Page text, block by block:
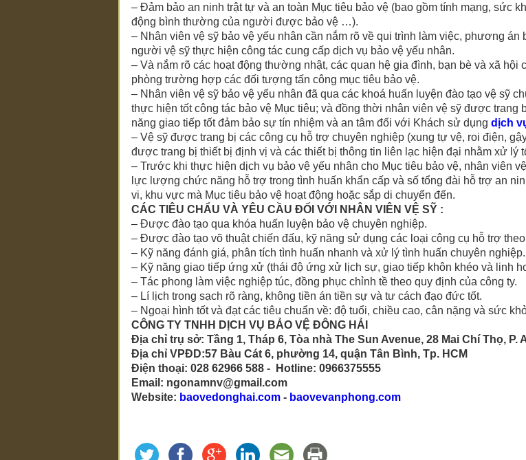
– Đảm bảo an ninh trật tự và an toàn Mục tiêu bảo vệ (bao gồm tính mạng, sức
động bình thường của người được bảo vệ …).
– Nhân viên vệ sỹ bảo vệ yếu nhân cần nắm rõ về qui trình làm việc, phương
người vệ sỹ thực hiện công tác cung cấp dịch vụ bảo vệ yếu nhân.
– Và nắm rõ các hoạt động thường nhật, các quan hệ gia đình, bạn bè và xã hội
phòng trường hợp các đối tượng tấn công mục tiêu bảo vệ.
– Nhân viên vệ sỹ bảo vệ yếu nhân đã qua các khoá huấn luyện đào tạo vệ sỹ
thực hiện tốt công tác bảo vệ Mục tiêu; và đồng thời nhân viên vệ sỹ được trang
năng giao tiếp tốt đảm bảo sự tín nhiệm và an tâm đối với Khách sử dụng dịch
– Vệ sỹ được trang bị các công cụ hỗ trợ chuyên nghiệp (xung tự vệ, roi điện,
được trang bị thiết bị định vị và các thiết bị thông tin liên lạc hiện đại nhằm xử lý
– Trước khi thực hiện dịch vụ bảo vệ yếu nhân cho Mục tiêu bảo vệ, nhân viên
lực lượng chức năng hỗ trợ trong tình huấn khẩn cấp và số tổng đài hỗ trợ an
vi, khu vực mà Mục tiêu bảo vệ hoạt động hoặc sắp di chuyển đến.
CÁC TIÊU CHẨU VÀ YÊU CẦU ĐỐI VỚI NHÂN VIÊN VỆ SỸ :
– Được đào tạo qua khóa huấn luyện bảo vệ chuyên nghiệp.
– Được đào tạo võ thuật chiến đấu, kỹ năng sử dụng các loại công cụ hỗ trợ
– Kỹ năng đánh giá, phân tích tình huấn nhanh và xử lý tình huấn chuyên nghiệp.
– Kỹ năng giao tiếp ứng xử (thái độ ứng xử lịch sự, giao tiếp khôn khéo và linh
– Tác phong làm việc nghiệp túc, đồng phục chỉnh tề theo quy định của công ty.
– Lí lịch trong sạch rõ ràng, không tiền án tiền sự và tư cách đạo đức tốt.
– Ngoại hình tốt và đạt các tiêu chuẩn về: độ tuổi, chiều cao, cân nặng và sức
CÔNG TY TNHH DỊCH VỤ BẢO VỆ ĐÔNG HẢI
Địa chỉ trụ sở: Tầng 1, Tháp 6, Tòa nhà The Sun Avenue, 28 Mai Chí Thọ, P.
Địa chỉ VPĐD:57 Bàu Cát 6, phường 14, quận Tân Bình, Tp. HCM
Điện thoại: 028 62966 588 - Hotline: 0966375555
Email: ngonamnv@gmail.com
Website: baovedonghai.com - baovevanphong.com